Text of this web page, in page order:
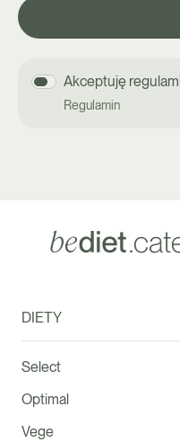
Akceptuję
Regulamin
DIETY
Select
Optimal
Vege